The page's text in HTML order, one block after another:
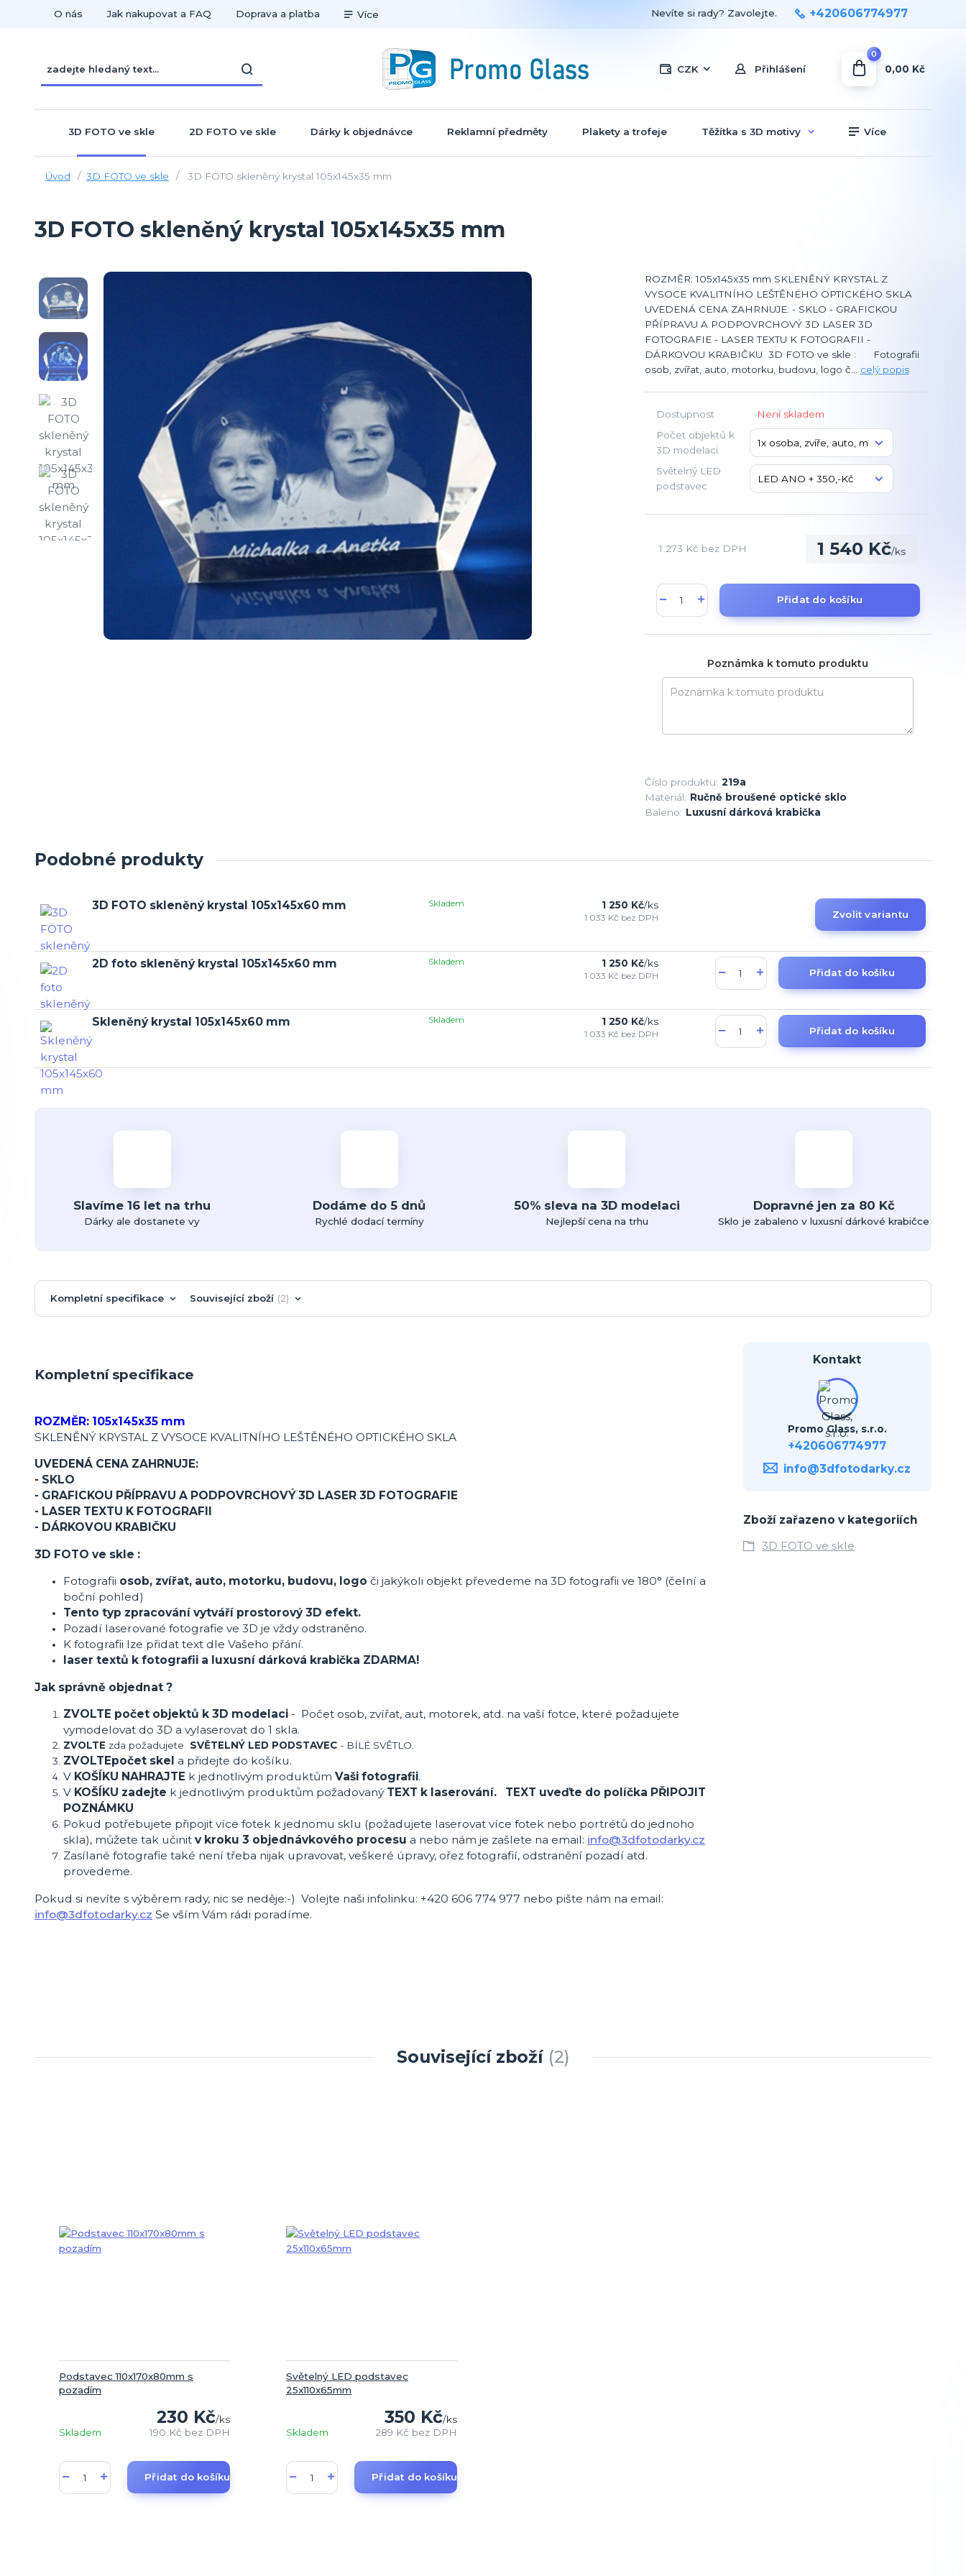
O nás Jak nakupovat a FAQ Doprava a platba Více
CZK Přihlášení
Nevíte si rady? Zavolejte. +420606774977
0
0,00 Kč
3D FOTO ve skle 2D FOTO ve skle Dárky k objednávce Reklamní předměty Plakety a trofeje Těžítka s 3D motivy Více
Úvod 3D FOTO ve skle 3D FOTO skleněný krystal 105x145x35 mm
3D FOTO skleněný krystal 105x145x35 mm
ROZMĚR: 105x145x35 mm SKLENĚNÝ KRYSTAL Z
VYSOCE KVALITNÍHO LEŠTĚNÉHO OPTICKÉHO SKLA
UVEDENÁ CENA ZAHRNUJE: - SKLO - GRAFICKOU
PŘÍPRAVU A PODPOVRCHOVÝ 3D LASER 3D
FOTOGRAFIE - LASER TEXTU K FOTOGRAFII -
DÁRKOVOU KRABIČKU 3D FOTO ve skle : Fotografii
osob, zvířat, auto, motorku, budovu, logo č... celý popis
Dostupnost
Není skladem
Počet objektů k
3D modelaci
Světelný LED
podstavec
1 540 Kč/ks
1 273 Kč bez DPH
Přidat do košíku
Poznámka k tomuto produktu
Číslo produktu: 219a
Materiál: Ručně broušené optické sklo
Baleno: Luxusní dárková krabička
Podobné produkty
3D FOTO skleněný krystal 105x145x60 mm 1 250 Kč/ks
1 033 Kč bez DPH
Skladem
Zvolit variantu
2D foto skleněný krystal 105x145x60 mm 1 250 Kč/ks
1 033 Kč bez DPH
Skladem
Přidat do košíku
Skleněný krystal 105x145x60 mm 1 250 Kč/ks
1 033 Kč bez DPH
Skladem
Přidat do košíku
Slavíme 16 let na trhu
Dárky ale dostanete vy
Dodáme do 5 dnů
Rychlé dodací termíny
50% sleva na 3D modelaci
Nejlepší cena na trhu
Dopravné jen za 80 Kč
Sklo je zabaleno v luxusní dárkové krabičce
Kompletní specifikace Související zboží 2
Kompletní specifikace
ROZMĚR: 105x145x35 mm
SKLENĚNÝ KRYSTAL Z VYSOCE KVALITNÍHO LEŠTĚNÉHO OPTICKÉHO SKLA
UVEDENÁ CENA ZAHRNUJE:
- SKLO
- GRAFICKOU PŘÍPRAVU A PODPOVRCHOVÝ 3D LASER 3D FOTOGRAFIE
- LASER TEXTU K FOTOGRAFII
- DÁRKOVOU KRABIČKU
3D FOTO ve skle :
Fotografii osob, zvířat, auto, motorku, budovu, logo či jakýkoli objekt převedeme na 3D fotografii ve 180° (čelní a
boční pohled)
Tento typ zpracování vytváří prostorový 3D efekt.
Pozadí laserované fotografie ve 3D je vždy odstraněno.
K fotografii lze přidat text dle Vašeho přání.
laser textů k fotografii a luxusní dárková krabička ZDARMA!
Jak správně objednat ?
ZVOLTE počet objektů k 3D modelaci - Počet osob, zvířat, aut, motorek, atd. na vaší fotce, které požadujete
vymodelovat do 3D a vylaserovat do 1 skla.
ZVOLTE zda požadujete SVĚTELNÝ LED PODSTAVEC - BÍLÉ SVĚTLO.
ZVOLTEpočet skel a přidejte do košíku.
V KOŠÍKU NAHRAJTE k jednotlivým produktům Vaši fotografii.
V KOŠÍKU zadejte k jednotlivým produktům požadovanýTEXT k laserování. TEXT uveďte do políčka PŘIPOJIT
POZNÁMKU
Pokud potřebujete připojit více fotek k jednomu sklu (požadujete laserovat více fotek nebo portrétů do jednoho
skla), můžete tak učinit v kroku 3 objednávkového procesu a nebo nám je zašlete na email: info@3dfotodarky.cz
Zasílané fotografie také není třeba nijak upravovat, veškeré úpravy, ořez fotografií, odstranění pozadí atd.
provedeme.
Pokud si nevíte s výběrem rady, nic se neděje:-) Volejte naši infolinku: +420 606 774 977 nebo pište nám na email:
info@3dfotodarky.cz Se vším Vám rádi poradíme.
Kontakt
Promo Glass, s.r.o.
+420606774977
info@3dfotodarky.cz
Zboží zařazeno v kategoriích
3D FOTO ve skle
Související zboží 2
Podstavec 110x170x80mm s
pozadím
230 Kč/ks
190 Kč bez DPH
Skladem
Přidat do košíku
Světelný LED podstavec
25x110x65mm
350 Kč/ks
289 Kč bez DPH
Skladem
Přidat do košíku